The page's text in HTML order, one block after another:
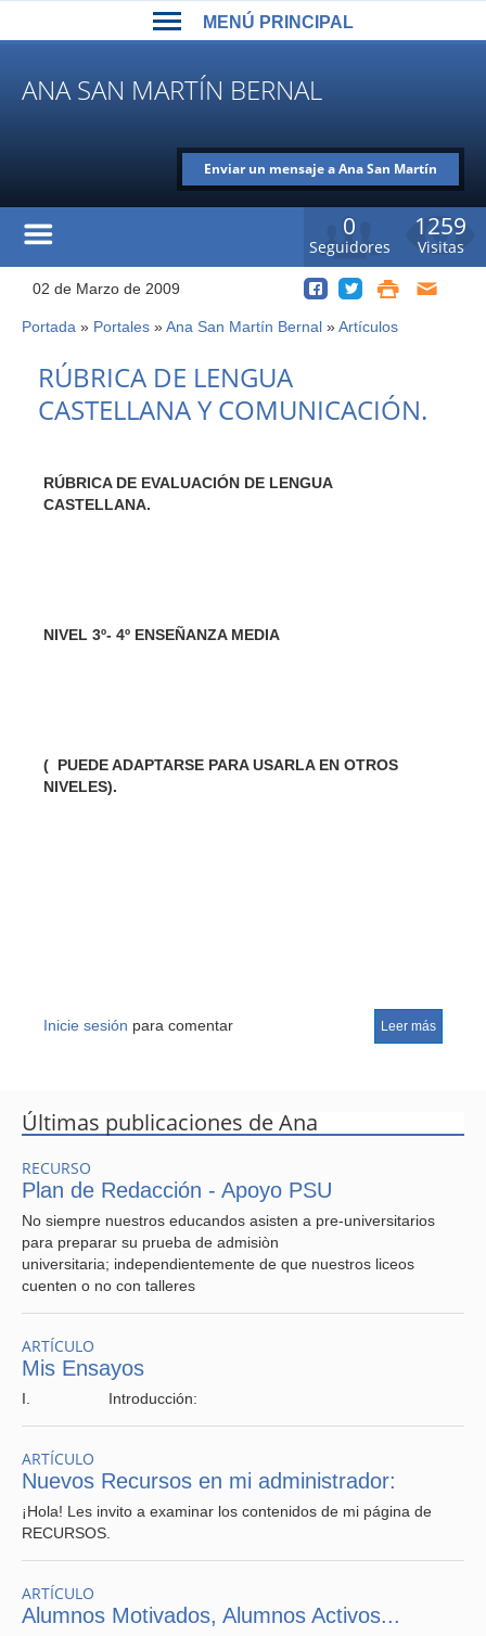
ANA SAN MARTÍN BERNAL
Enviar un mensaje a Ana San Martín
1259
Visitas
0
Seguidores
02 de Marzo de 2009
Usted
está
aquí
Portada » Portales »Ana San Martín Bernal »Artículos
top
RÚBRICA DE LENGUA
CASTELLANA Y COMUNICACIÓN.
RÚBRICA DE EVALUACIÓN DE LENGUA
CASTELLANA.
NIVEL 3º- 4º ENSEÑANZA MEDIA
( PUEDE ADAPTARSE PARA USARLA EN OTROS
NIVELES).
I.COMPRENSIÓN:
EN RELACIÓN A LAS OBRAS ESTUDIADAS.
II . EXPRESIÓN ORAL Y ESCRITA:
Leer más
Inicie sesión para comentar
Últimas publicaciones de Ana
RECURSO
Plan de Redacción - Apoyo PSU
No siempre nuestros educandos asisten a pre-universitarios
para preparar su prueba de admisiòn
universitaria; independientemente de que nuestros liceos
cuenten o no con talleres
ARTÍCULO
Mis Ensayos
I. Introducción:
ARTÍCULO
Nuevos Recursos en mi administrador:
¡Hola! Les invito a examinar los contenidos de mi página de
RECURSOS.
ARTÍCULO
Alumnos Motivados, Alumnos Activos...
MENÚ PRINCIPAL
MENÚ
PRINCIPAL